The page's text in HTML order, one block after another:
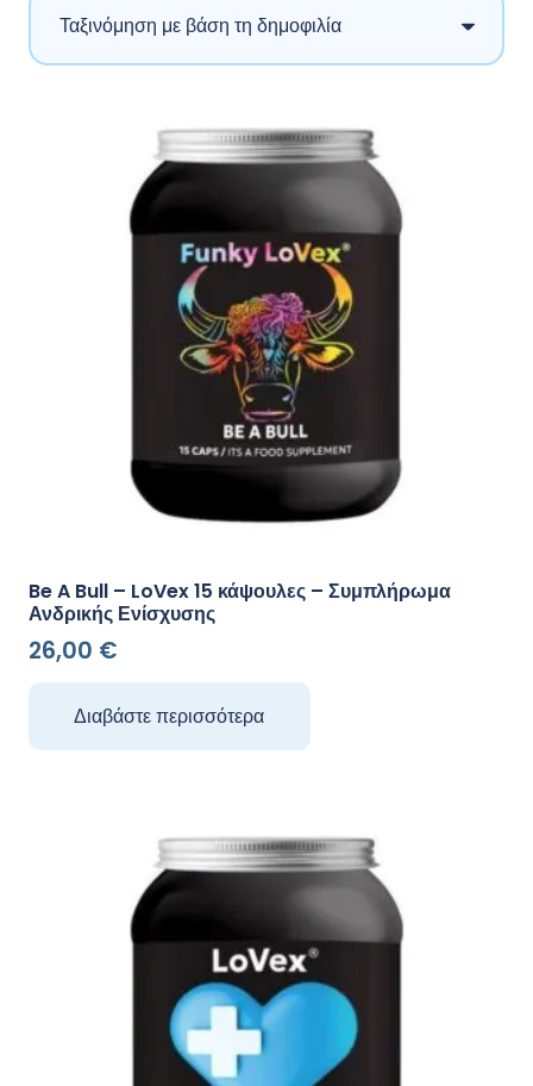
popularity
Be A Bull – LoVex 15 κάψουλες – Συμπλήρωμα
Ανδρικής Ενίσχυσης
26,00 €
Διαβάστε περισσότερα